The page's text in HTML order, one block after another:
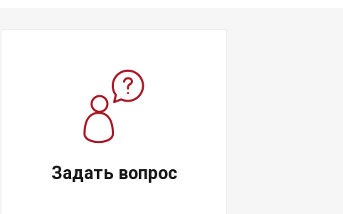
Задать вопрос